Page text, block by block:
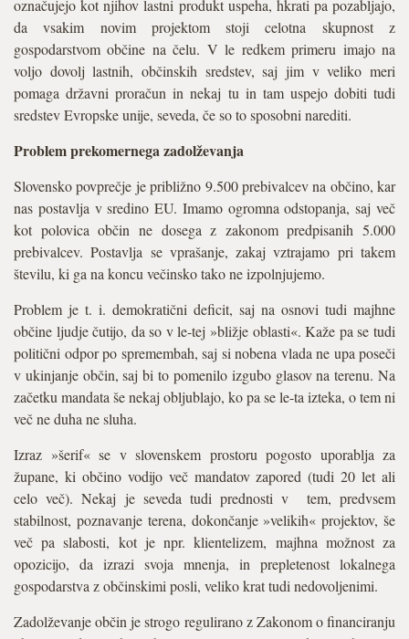
označujejo kot njihov lastni produkt uspeha, hkrati pa pozabljajo,
da vsakim novim projektom stoji celotna skupnost z
gospodarstvom občine na čelu. V le redkem primeru imajo na
voljo dovolj lastnih, občinskih sredstev, saj jim v veliko meri
pomaga državni proračun in nekaj tu in tam uspejo dobiti tudi
sredstev Evropske unije, seveda, če so to sposobni narediti.
Problem prekomernega zadolževanja
Slovensko povprečje je približno 9.500 prebivalcev na občino, kar
nas postavlja v sredino EU. Imamo ogromna odstopanja, saj več
kot polovica občin ne dosega z zakonom predpisanih 5.000
prebivalcev. Postavlja se vprašanje, zakaj vztrajamo pri takem
številu, ki ga na koncu večinsko tako ne izpolnjujemo.
Problem je t. i. demokratični deficit, saj na osnovi tudi majhne
občine ljudje čutijo, da so v le-tej »bližje oblasti«. Kaže pa se tudi
politični odpor po spremembah, saj si nobena vlada ne upa poseči
v ukinjanje občin, saj bi to pomenilo izgubo glasov na terenu. Na
začetku mandata še nekaj obljublajo, ko pa se le-ta izteka, o tem ni
več ne duha ne sluha.
Izraz »šerif« se v slovenskem prostoru pogosto uporablja za
župane, ki občino vodijo več mandatov zapored (tudi 20 let ali
celo več). Nekaj je seveda tudi prednosti v tem, predvsem
stabilnost, poznavanje terena, dokončanje »velikih« projektov, še
več pa slabosti, kot je npr. klientelizem, majhna možnost za
opozicijo, da izrazi svoja mnenja, in prepletenost lokalnega
gospodarstva z občinskimi posli, veliko krat tudi nedovoljenimi.
Zadolževanje občin je strogo regulirano z Zakonom o financiranju